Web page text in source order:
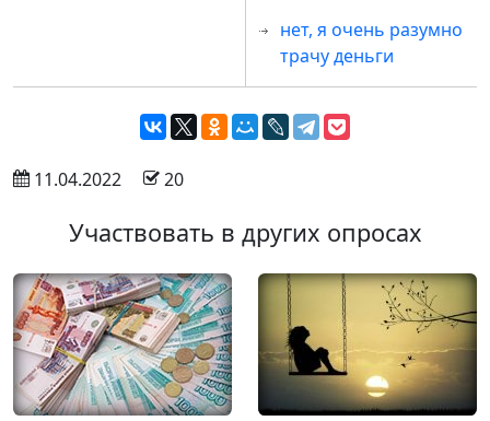
нет, я очень разумно
трачу деньги
11.04.2022 20
Участвовать в других опросах